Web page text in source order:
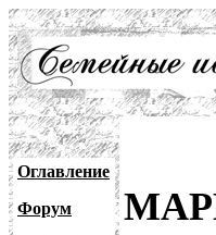
Оглавление
Форум